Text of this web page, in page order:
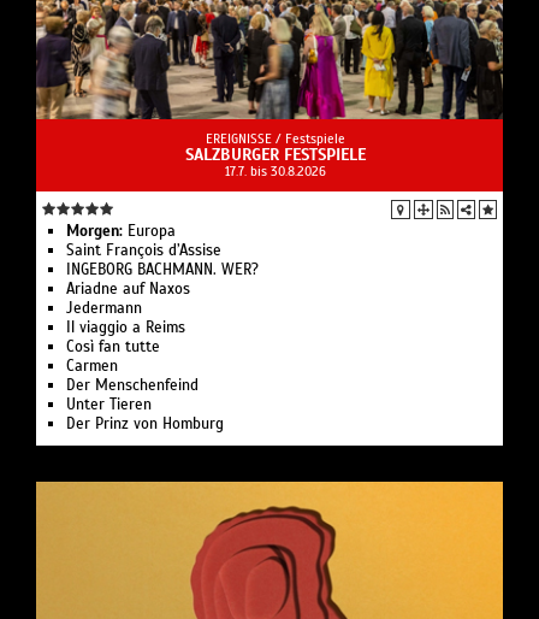
EREIGNISSE / Festspiele
SALZBURGER FESTSPIELE
17.7. bis 30.8.2026
Morgen: Europa
Saint François d’Assise
INGEBORG BACHMANN. WER?
Ariadne auf Naxos
Jedermann
Il viaggio a Reims
Così fan tutte
Carmen
Der Menschenfeind
Unter Tieren
Der Prinz von Homburg